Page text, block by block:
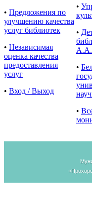
• Предложения по
улучшению качества
услуг библиотек
• Независимая
оценка качества
предоставления
услуг
• Вход / Выход
•
•
•
•